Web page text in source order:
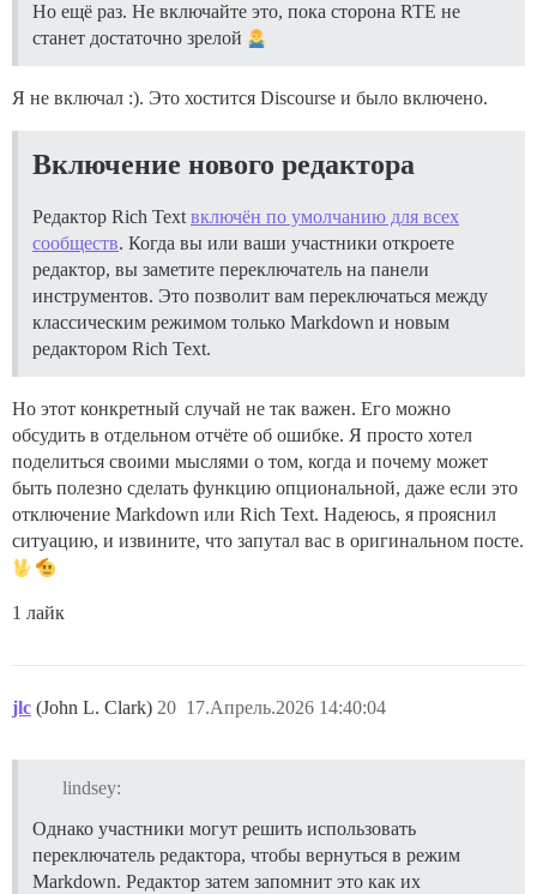
Но ещё раз. Не включайте это, пока сторона RTE не
станет достаточно зрелой
Я не включал :). Это хостится Discourse и было включено.
Включение нового редактора
Редактор Rich Text включён по умолчанию для всех
сообществ. Когда вы или ваши участники откроете
редактор, вы заметите переключатель на панели
инструментов. Это позволит вам переключаться между
классическим режимом только Markdown и новым
редактором Rich Text.
Но этот конкретный случай не так важен. Его можно
обсудить в отдельном отчёте об ошибке. Я просто хотел
поделиться своими мыслями о том, когда и почему может
быть полезно сделать функцию опциональной, даже если это
отключение Markdown или Rich Text. Надеюсь, я прояснил
ситуацию, и извините, что запутал вас в оригинальном посте.
1 лайк
jlc (John L. Clark) 17.Апрель.2026 14:40:04
20
lindsey:
Однако участники могут решить использовать
переключатель редактора, чтобы вернуться в режим
Markdown. Редактор затем запомнит это как их